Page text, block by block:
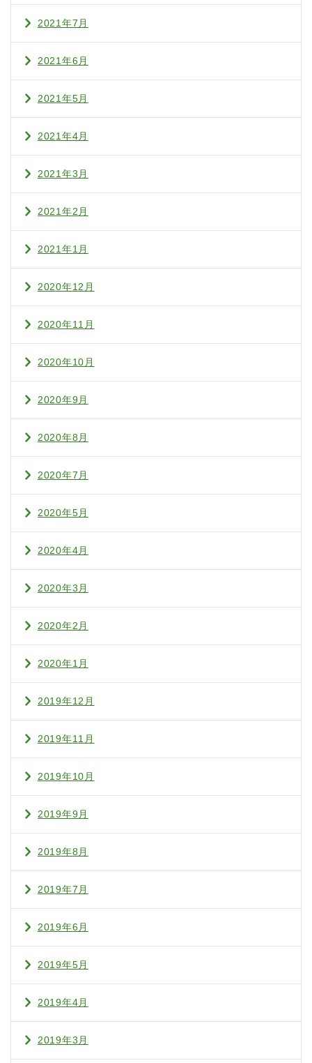
2021年7月
2021年6月
2021年5月
2021年4月
2021年3月
2021年2月
2021年1月
2020年12月
2020年11月
2020年10月
2020年9月
2020年8月
2020年7月
2020年5月
2020年4月
2020年3月
2020年2月
2020年1月
2019年12月
2019年11月
2019年10月
2019年9月
2019年8月
2019年7月
2019年6月
2019年5月
2019年4月
2019年3月